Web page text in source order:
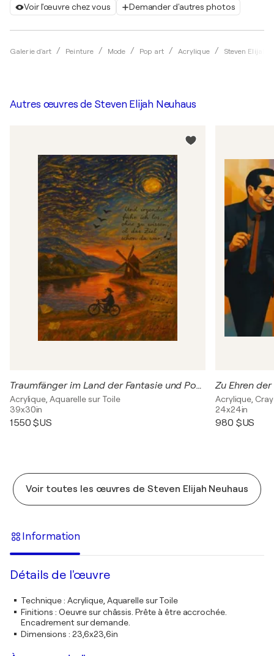
Voir l'œuvre chez vous Demander d'autres photos
Galerie d'art Peinture Mode Pop art Acrylique Steven Elijah
Autres œuvres de Steven Elijah Neuhaus
Traumfänger im Land der Fantasie und Poesie
Acrylique, Aquarelle sur Toile
39x30in
1 550 $US
Zu Ehren
Acrylique,
24x24in
980 $US
Voir toutes les œuvres de Steven Elijah Neuhaus
Information
Détails de l'œuvre
Technique: Acrylique, Aquarelle sur Toile
Finitions : Oeuvre sur châssis. Prête à être accrochée.
Encadrement sur demande.
Dimensions : 23,6x23,6in